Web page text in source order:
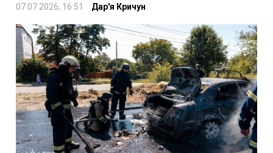
07.07.2026, 16:51 Дар'я Кричун